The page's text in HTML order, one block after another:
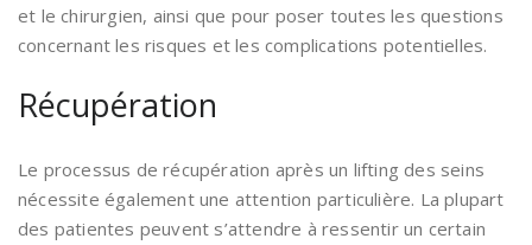
et le chirurgien, ainsi que pour poser toutes les questions
concernant les risques et les complications potentielles.
Récupération
Le processus de récupération après un lifting des seins
nécessite également une attention particulière. La plupart
des patientes peuvent s’attendre à ressentir un certain